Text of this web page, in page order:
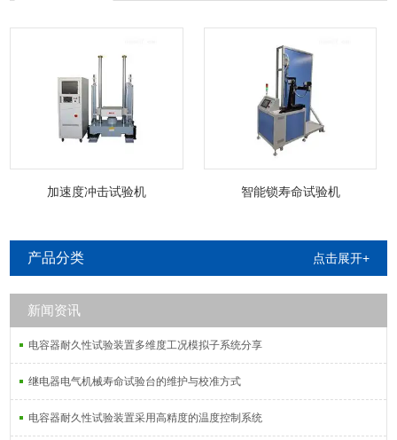
加速度冲击试验机 智能锁寿命试验机
产品分类 点击展开+
新闻资讯
电容器耐久性试验装置多维度工况模拟子系统分享
继电器电气机械寿命试验台的维护与校准方式
电容器耐久性试验装置采用高精度的温度控制系统